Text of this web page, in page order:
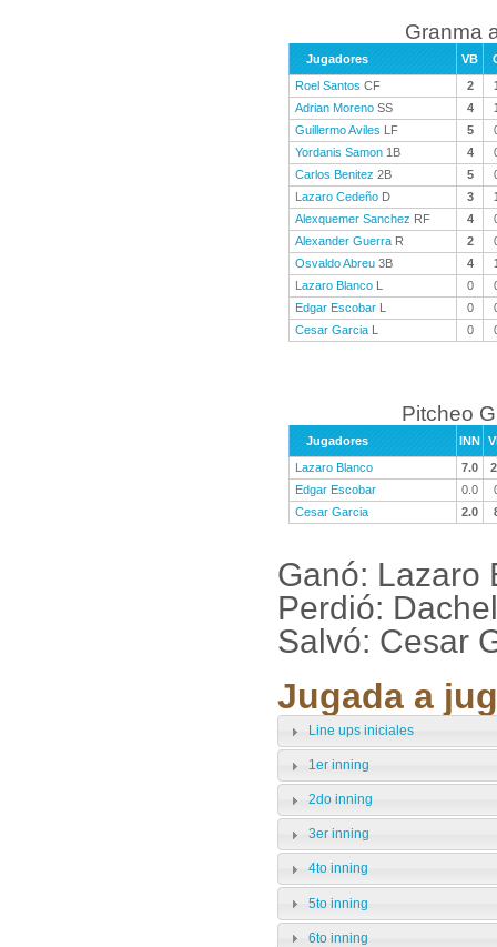
Granma
Jugadores VB
Roel Santos CF 2
Adrian Moreno SS 4
Guillermo Aviles LF 5
Yordanis Samon 1B 4
Carlos Benitez 2B 5
Lazaro Cedeño D 3
Alexquemer Sanchez RF 4
Alexander Guerra R 2
Osvaldo Abreu 3B 4
Lazaro Blanco L 0
Edgar Escobar L 0
Cesar Garcia L 0
Pitcheo
Jugadores INN
Lazaro Blanco
7.0
Edgar Escobar
0.0
Cesar Garcia
2.0
Ganó: Lazaro
Perdió:
Salvó: Cesar
Jugada a
Line ups iniciales
1er inning
2do inning
3er inning
4to inning
5to inning
6to inning